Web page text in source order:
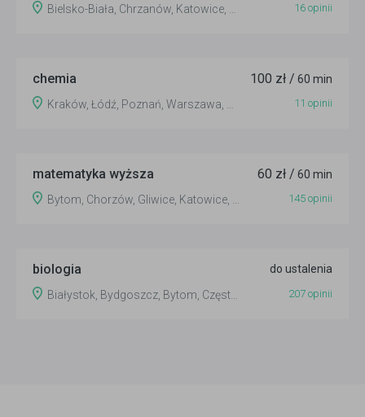
16 opinii
chemia 100 zł / 60 min
11 opinii
matematyka wyższa 60 zł / 60 min
145 opinii
biologia
do ustalenia
207 opinii